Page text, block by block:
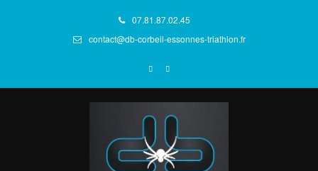
07.81.87.02.45
contact@db-corbeil-essonnes-triathlon.fr